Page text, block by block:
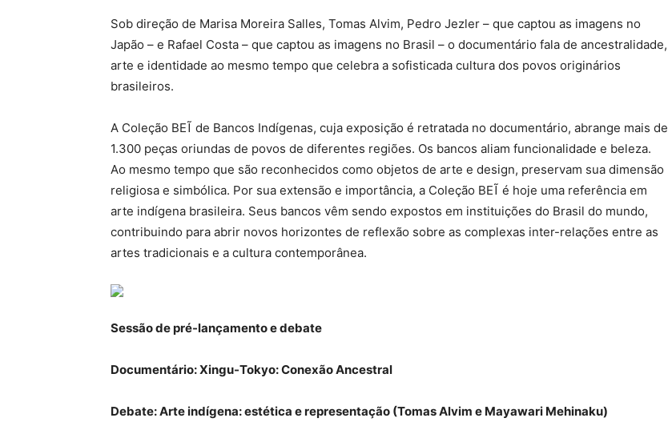
Sob direção de Marisa Moreira Salles, Tomas Alvim, Pedro Jezler – que captou as imagens no
Japão – e Rafael Costa – que captou as imagens no Brasil – o documentário fala de ancestralidade,
arte e identidade ao mesmo tempo que celebra a sofisticada cultura dos povos originários
brasileiros.
A Coleção BEĨ de Bancos Indígenas, cuja exposição é retratada no documentário, abrange mais de
1.300 peças oriundas de povos de diferentes regiões. Os bancos aliam funcionalidade e beleza.
Ao mesmo tempo que são reconhecidos como objetos de arte e design, preservam sua dimensão
religiosa e simbólica. Por sua extensão e importância, a Coleção BEĨ é hoje uma referência em
arte indígena brasileira. Seus bancos vêm sendo expostos em instituições do Brasil do mundo,
contribuindo para abrir novos horizontes de reflexão sobre as complexas inter-relações entre as
artes tradicionais e a cultura contemporânea.
Sessão de pré-lançamento e debate
Documentário: Xingu-Tokyo: Conexão Ancestral
Debate: Arte indígena: estética e representação (Tomas Alvim e Mayawari Mehinaku)